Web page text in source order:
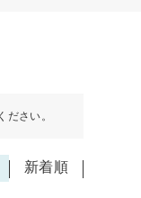
さい。
新着順